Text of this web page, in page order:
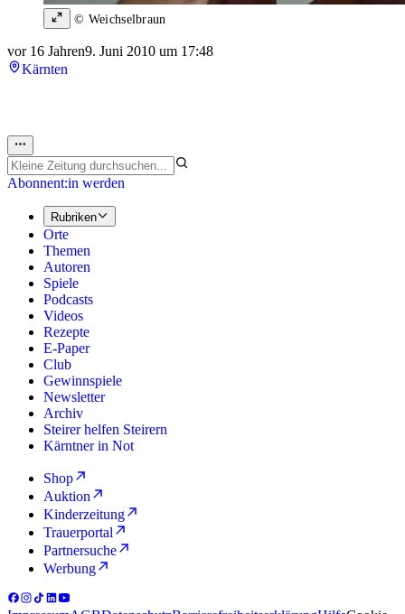
© Weichselbraun
vor 16 Jahren9. Juni 2010 um 17:48
Kärnten
Abonnent:in werden
Rubriken
Orte
Themen
Autoren
Spiele
Podcasts
Videos
Rezepte
E-Paper
Club
Gewinnspiele
Newsletter
Archiv
Steirer helfen Steirern
Kärntner in Not
Shop
Auktion
Kinderzeitung
Trauerportal
Partnersuche
Werbung